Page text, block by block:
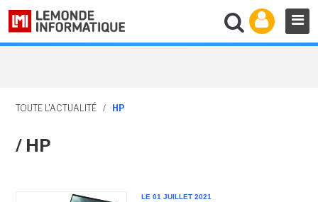
TOUTE L'ACTUALITÉ / HP
/ HP
LE 01 JUILLET 2021